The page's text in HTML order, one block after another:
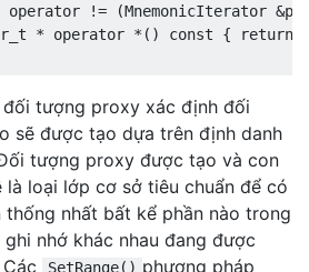
operator != (MnemonicIterator &p
* operator *() const { return
đối tượng proxy xác định đối
sẽ được tạo dựa trên định danh
tượng proxy được tạo và con
loại lớp cơ sở tiêu chuẩn để có
thống nhất bất kể phần nào trong
ghi nhớ khác nhau đang được
SetRange() phương pháp